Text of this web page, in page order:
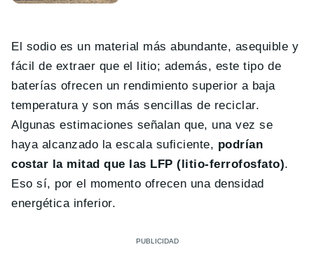
El sodio es un material más abundante, asequible y
fácil de extraer que el litio; además, este tipo de
baterías ofrecen un rendimiento superior a baja
temperatura y son más sencillas de reciclar.
Algunas estimaciones señalan que, una vez se
haya alcanzado la escala suficiente, podrían
costar la mitad que las LFP (litio-ferrofosfato).
Eso sí, por el momento ofrecen una densidad
energética inferior.